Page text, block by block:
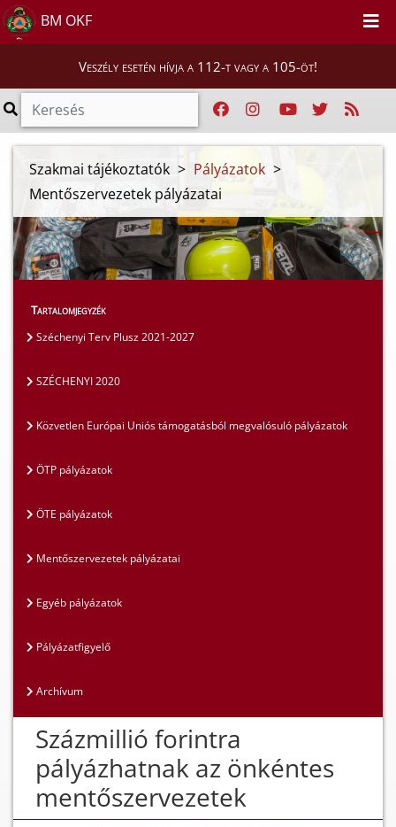
BM OKF
Veszély esetén hívja a 112-t vagy a 105-öt!
Szakmai tájékoztatók > Pályázatok >
Mentőszervezetek pályázatai
Tartalomjegyzék
Széchenyi Terv Plusz 2021-2027
SZÉCHENYI 2020
Közvetlen Európai Uniós támogatásból megvalósuló pályázatok
ÖTP pályázatok
ÖTE pályázatok
Mentőszervezetek pályázatai
Egyéb pályázatok
Pályázatfigyelő
Archívum
Százmillió forintra
pályázhatnak az önkéntes
mentőszervezetek